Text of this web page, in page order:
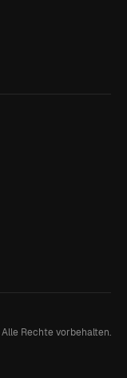
Alle Rechte vorbehalten.